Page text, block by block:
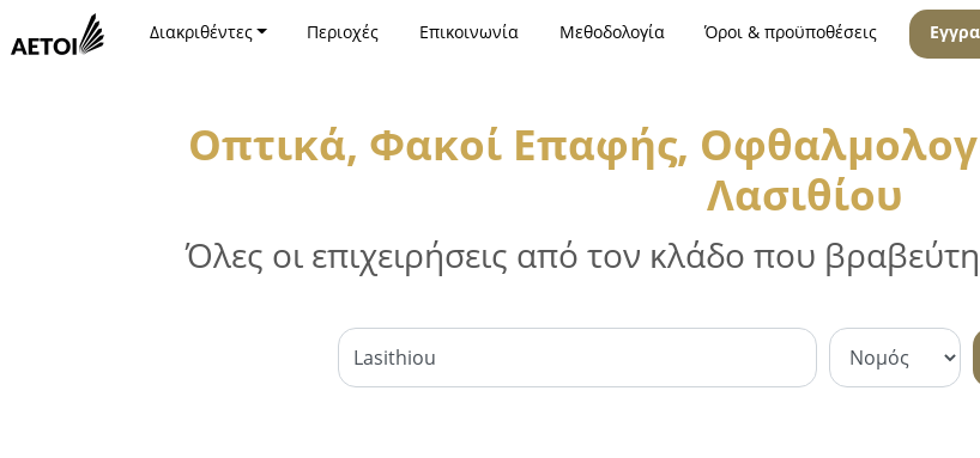
Διακριθέντες Περιοχές Επικοινωνία Μεθοδολογία Όροι & προϋποθέσεις
Οπτικά, Φακοί Επαφής,
Λασιθίου
Όλες οι επιχειρήσεις από τον κλάδο που